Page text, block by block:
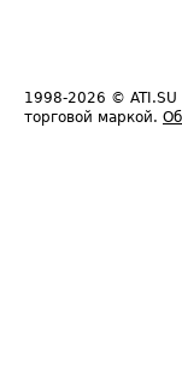
1998-2026 © ATI.SU
торговой маркой.